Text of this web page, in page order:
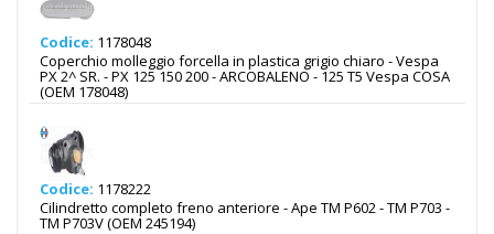
Codice: 1178048
Coperchio molleggio forcella in plastica grigio chiaro - Vespa
PX 2^ SR. - PX 125 150 200 - ARCOBALENO - 125 T5 Vespa COSA
(OEM 178048)
Codice: 1178222
Cilindretto completo freno anteriore - Ape TM P602 - TM P703 -
TM P703V (OEM 245194)